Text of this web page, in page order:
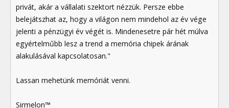
privát, akár a vállalati szektort nézzük. Persze ebbe
belejátszhat az, hogy a világon nem mindehol az év vége
jelenti a pénzügyi év végét is. Mindenesetre pár hét múlva
egyértelműbb lesz a trend a memória chipek árának
alakulásával kapcsolatosan."
Lassan mehetünk memóriát venni.
Sirmelon™